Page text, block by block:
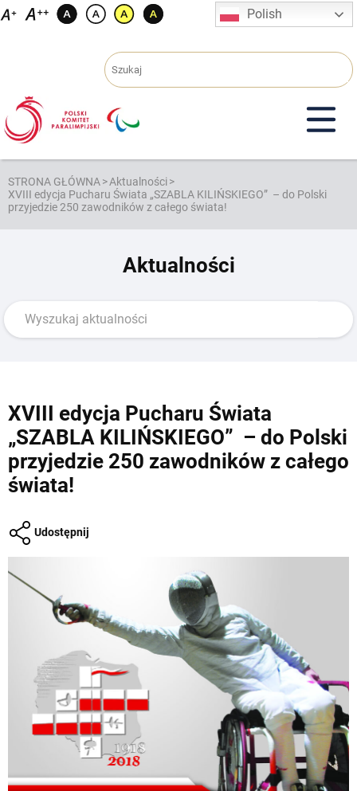
Przejdź
Polish
STRONA GŁÓWNA>Aktualności>
XVIII edycja Pucharu Świata „SZABLA KILIŃSKIEGO” – do Polski
przyjedzie 250 zawodników z całego świata!
Aktualności
XVIII edycja Pucharu Świata
„SZABLA KILIŃSKIEGO” – do Polski
przyjedzie 250 zawodników z całego
świata!
Udostępnij